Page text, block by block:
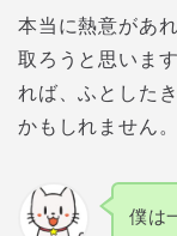
本当に熱意があ
取ろうと思いま
れば、ふとした
かもしれません。
僕は